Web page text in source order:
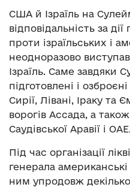
США й Ізраїль на
відповідальність за
проти ізраїльських і
неодноразово
Ізраїль. Саме завдяки
підготовлені і
Сирії, Лівані, Іраку та
ворогів Ассада, а
Саудівської Аравії і
Під час організації
генерала
ним упродовж